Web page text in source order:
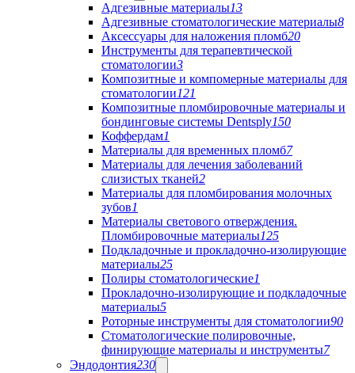
Адгезивные материалы13
Адгезивные стоматологические материалы8
Аксессуары для наложения пломб20
Инструменты для терапевтической
стоматологии3
Композитные и компомерные материалы для
стоматологии121
Композитные пломбировочные материалы и
бондинговые системы Dentsply150
Коффердам1
Материалы для временных пломб7
Материалы для лечения заболеваний
слизистых тканей2
Материалы для пломбирования молочных
зубов1
Материалы светового отверждения.
Пломбировочные материалы125
Подкладочные и прокладочно-изолирующие
материалы25
Полиры стоматологические1
Прокладочно-изолирующие и подкладочные
материалы5
Роторные инструменты для стоматологии90
Стоматологические полировочные,
финирующие материалы и инструменты7
Эндодонтия230